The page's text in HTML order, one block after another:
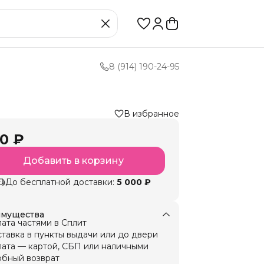
8 (914) 190-24-95
В избранное
₽
Добавить в корзину
До бесплатной доставки: 5 000 ₽
частями в Сплит
в пункты выдачи или до двери
— картой, СБП или наличными
возврат